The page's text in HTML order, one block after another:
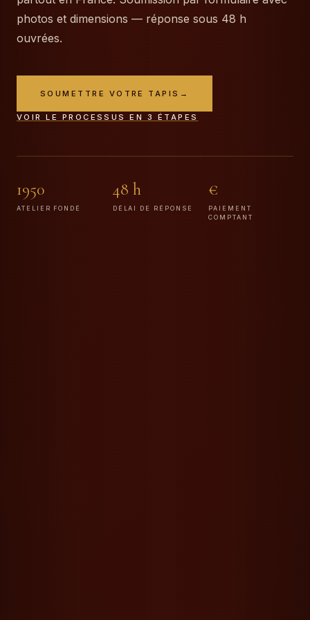
photos et dimensions — réponse sous 48 h
ouvrées.
SOUMETTRE VOTRE TAPIS →
VOIR LE PROCESSUS EN 3 ÉTAPES
1950
ATELIER FONDÉ
48 h
DÉLAI DE RÉPONSE
€
PAIEMENT
COMPTANT